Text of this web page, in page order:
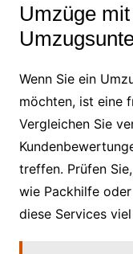
Umzüge
Wenn Sie ein
möchten, ist eine
Vergleichen Sie
treffen. Prüfen
wie Packhilfe
diese Services